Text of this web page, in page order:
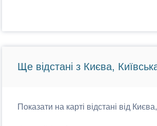
Ще відстані з Києва,
Показати на карті відстані від